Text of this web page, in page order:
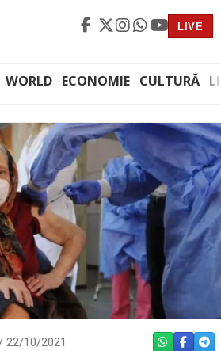
LIVE
WORLD ECONOMIE CULTURĂ
22/10/2021 WHATSAPP